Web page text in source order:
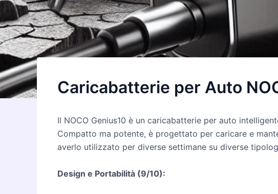
Caricabatterie per Auto
Il NOCO Genius10 è un caricabatterie per auto
Compatto ma potente, è progettato per caricare e
averlo utilizzato per diverse settimane su diverse
Design e Portabilità (9/10):